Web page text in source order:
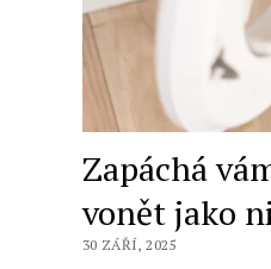
Zapáchá
vonět jako
30 ZÁŘÍ, 2025